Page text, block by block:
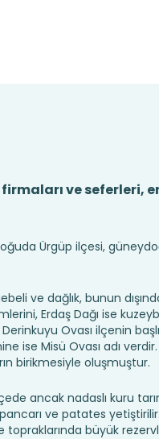
ve seferleri,
Ürgüp ilçesi,
ve dağlık, bunun
Erdaş Dağı ise
Ovası ilçenin
ise Misü Ovası adı verdir.
birikmesiyle oluşmuştur.
ancak nadaslı kuru
ve patates yetiştirilir.
topraklarında büyük